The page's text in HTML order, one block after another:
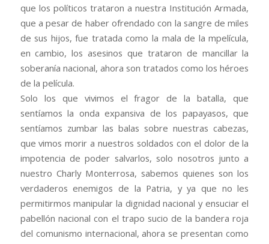
que los políticos trataron a nuestra Institución Armada,
que a pesar de haber ofrendado con la sangre de miles
de sus hijos, fue tratada como la mala de la mpelícula,
en cambio, los asesinos que trataron de mancillar la
soberanía nacional, ahora son tratados como los héroes
de la película.
Solo los que vivimos el fragor de la batalla, que
sentíamos la onda expansiva de los papayasos, que
sentíamos zumbar las balas sobre nuestras cabezas,
que vimos morir a nuestros soldados con el dolor de la
impotencia de poder salvarlos, solo nosotros junto a
nuestro Charly Monterrosa, sabemos quienes son los
verdaderos enemigos de la Patria, y ya que no les
permitirmos manipular la dignidad nacional y ensuciar el
pabellón nacional con el trapo sucio de la bandera roja
del comunismo internacional, ahora se presentan como